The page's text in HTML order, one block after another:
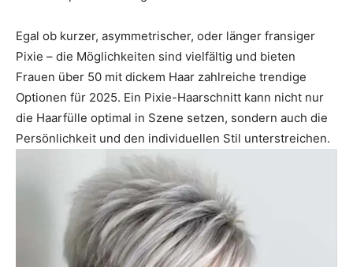
Egal ob kurzer, asymmetrischer, oder länger fransiger
Pixie – die Möglichkeiten sind vielfältig und bieten
Frauen über 50 mit dickem Haar zahlreiche trendige
Optionen für 2025. Ein Pixie-Haarschnitt kann nicht nur
die Haarfülle optimal in Szene setzen, sondern auch die
Persönlichkeit und den individuellen Stil unterstreichen.